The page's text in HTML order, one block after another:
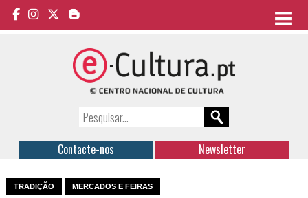
Contacte-nos Newsletter
TRADIÇÃO MERCADOS E FEIRAS